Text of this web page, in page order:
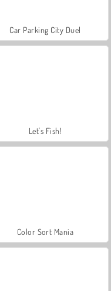
Car Parking City Duel
Let's Fish!
Color Sort Mania